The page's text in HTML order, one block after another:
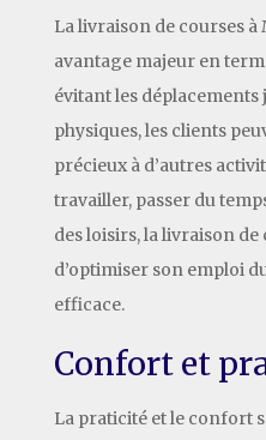
La livraison de courses
avantage majeur en
évitant les déplacements
physiques, les clients
précieux à d’autres
travailler, passer du
des loisirs, la livraison
d’optimiser son emploi
efficace.
Confort et
La praticité et le confort